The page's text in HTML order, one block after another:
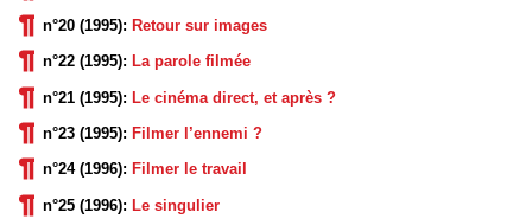
n°20 (1995): Retour sur images
n°22 (1995): La parole filmée
n°21 (1995): Le cinéma direct, et après ?
n°23 (1995): Filmer l’ennemi ?
n°24 (1996): Filmer le travail
n°25 (1996): Le singulier